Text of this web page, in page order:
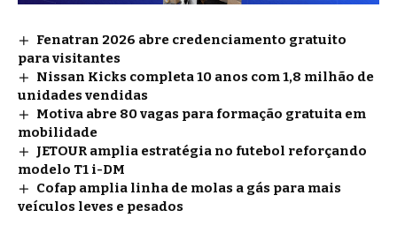
Fenatran 2026 abre credenciamento gratuito
para visitantes
Nissan Kicks completa 10 anos com 1,8 milhão de
unidades vendidas
Motiva abre 80 vagas para formação gratuita em
mobilidade
JETOUR amplia estratégia no futebol reforçando
modelo T1 i-DM
Cofap amplia linha de molas a gás para mais
veículos leves e pesados